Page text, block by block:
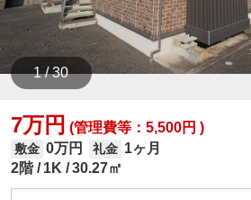
1 / 30
7万円 (管理費等：5,500円 )
敷金 0万円 礼金 1ヶ月
2階
1K 30.27㎡